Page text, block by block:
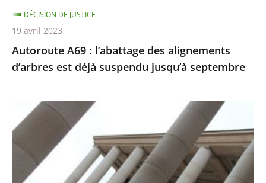
jusqu’à
septembre
Autoroute A69 : l’abattage des alignements
d’arbres est déjà suspendu jusqu’à septembre
DÉCISION DE JUSTICE
19 avril 2023
tableau
Fuck
abstraction